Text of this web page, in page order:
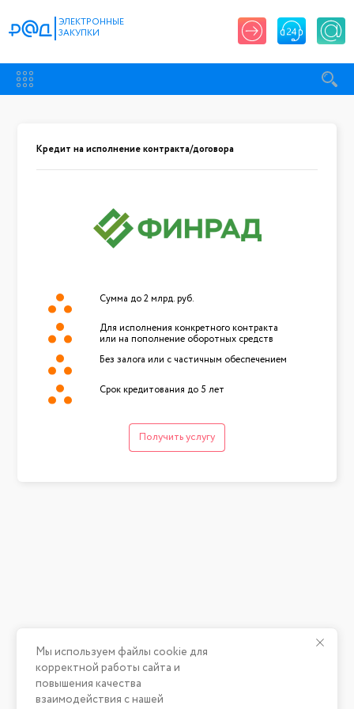
ЭЛЕКТРОННЫЕ
ЗАКУПКИ
Кредит на исполнение контракта/договора
Сумма до 2 млрд. руб.
Для исполнения конкретного контракта
или на пополнение оборотных средств
Без залога или с частичным обеспечением
Срок кредитования до 5 лет
Получить услугу
Мы используем файлы cookie для
корректной работы сайта и
повышения качества
взаимодействия с нашей